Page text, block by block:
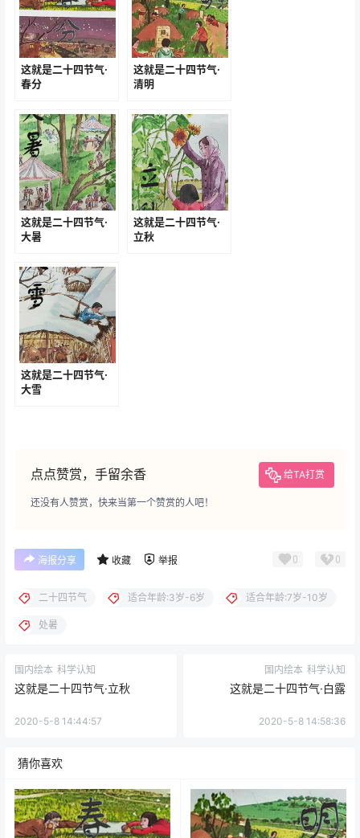
这就是二十四节气·
春分
这就是二十四节气·
清明
这就是二十四节气·
大暑
这就是二十四节气·
立秋
这就是二十四节气·
大雪
点点赞赏，手留余香 给TA打赏
还没有人赞赏，快来当第一个赞赏的人吧！
海报分享 收藏 举报 0 0
二十四节气 适合年龄:3岁-6岁 适合年龄:7岁-10岁
处暑
国内绘本 科学认知
这就是二十四节气·立秋
2020-5-8 14:44:57
国内绘本 科学认知
这就是二十四节气·白露
2020-5-8 14:58:36
猜你喜欢